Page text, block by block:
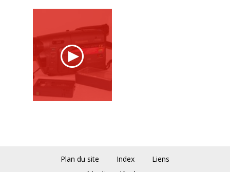
Plan du site Index
Liens